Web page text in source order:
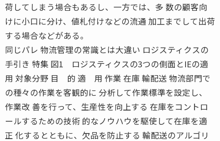
荷してしまう場合もあるし、一方では、多 数の顧客向
けに小口に分け、値札付けなどの流通 加工までして出荷
する場合などがある。
同じパレ 物流管理の常識とは大違い ロジスティクスの
手引き 特集 図1 ロジスティクスの3つの側面とIEの適
用 対象分野 目 的 適 用 作業 在庫 輸配送 物流部門で
の種々の作業を客観的に 分析して作業標準を設定し、
作業改 善を行って、生産性を向上する 在庫をコントロ
ールするための技術 的なノウハウを駆使して在庫を適
正 化するとともに、欠品を防止する 輸配送のアルゴリ